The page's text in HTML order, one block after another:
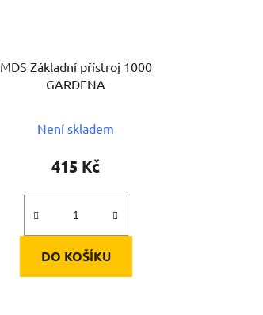
MDS Základní přístroj 1000
GARDENA
Není skladem
415 Kč
DO KOŠÍKU